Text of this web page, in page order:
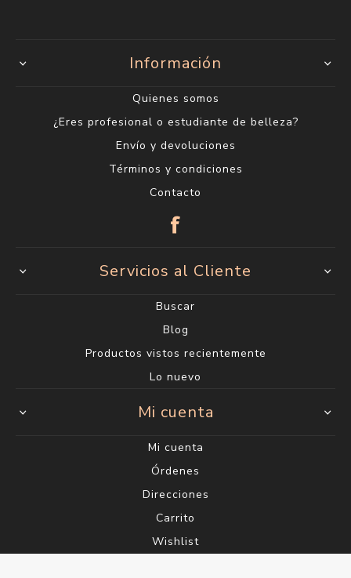
Información
Quienes somos
¿Eres profesional o estudiante de belleza?
Envío y devoluciones
Términos y condiciones
Contacto
Servicios al Cliente
Buscar
Blog
Productos vistos recientemente
Lo nuevo
Mi cuenta
Mi cuenta
Órdenes
Direcciones
Carrito
Wishlist